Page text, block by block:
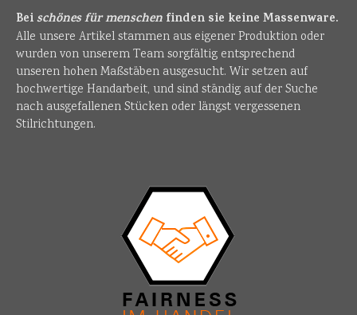
Beischönes für menschen finden sie keine Massenware.
Alle unsere Artikel stammen aus eigener Produktion oder
wurden von unserem Team sorgfältig entsprechend
unseren hohen Maßstäben ausgesucht. Wir setzen auf
hochwertige Handarbeit, und sind ständig auf der Suche
nach ausgefallenen Stücken oder längst vergessenen
Stilrichtungen.